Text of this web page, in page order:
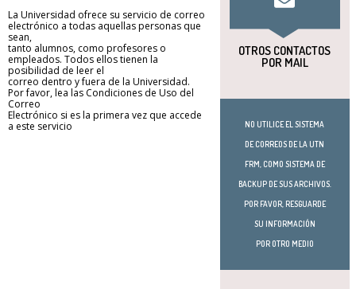
La Universidad ofrece su servicio de correo
electrónico a todas aquellas personas que
sean,
tanto alumnos, como profesores o
empleados. Todos ellos tienen la
posibilidad de leer el
correo dentro y fuera de la Universidad.
Por favor, lea las Condiciones de Uso del
Correo
Electrónico si es la primera vez que accede
a este servicio
OTROS CONTACTOS
POR MAIL
NO UTILICE EL SISTEMA
DE CORREOS DE LA UTN
FRM, COMO SISTEMA DE
BACKUP DE SUS ARCHIVOS.
POR FAVOR, RESGUARDE
SU INFORMACIÓN
POR OTRO MEDIO